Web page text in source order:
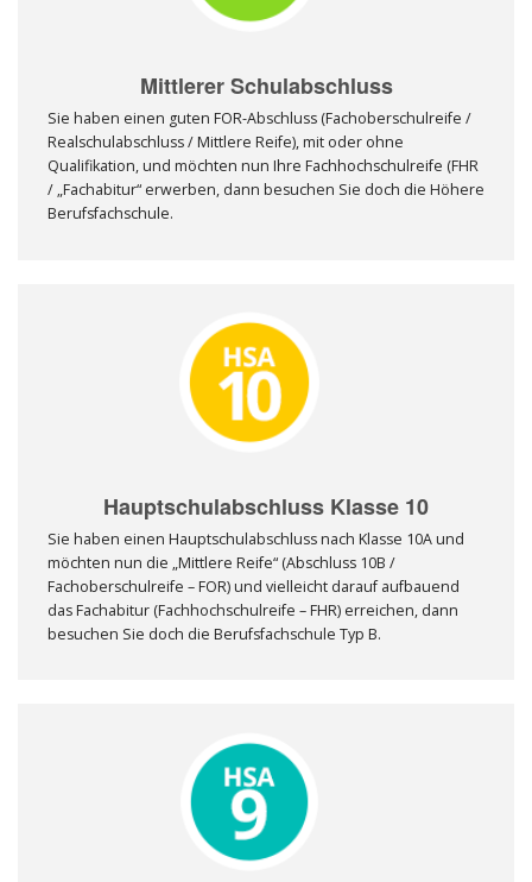
Mittlerer Schulabschluss
Sie haben einen guten FOR-Abschluss (Fachoberschulreife /
Realschulabschluss / Mittlere Reife), mit oder ohne
Qualifikation, und möchten nun Ihre Fachhochschulreife (FHR
/ „Fachabitur“ erwerben, dann besuchen Sie doch die Höhere
Berufsfachschule.
Hauptschulabschluss Klasse 10
Sie haben einen Hauptschulabschluss nach Klasse 10A und
möchten nun die „Mittlere Reife“ (Abschluss 10B /
Fachoberschulreife – FOR) und vielleicht darauf aufbauend
das Fachabitur (Fachhochschulreife – FHR) erreichen, dann
besuchen Sie doch die Berufsfachschule Typ B.